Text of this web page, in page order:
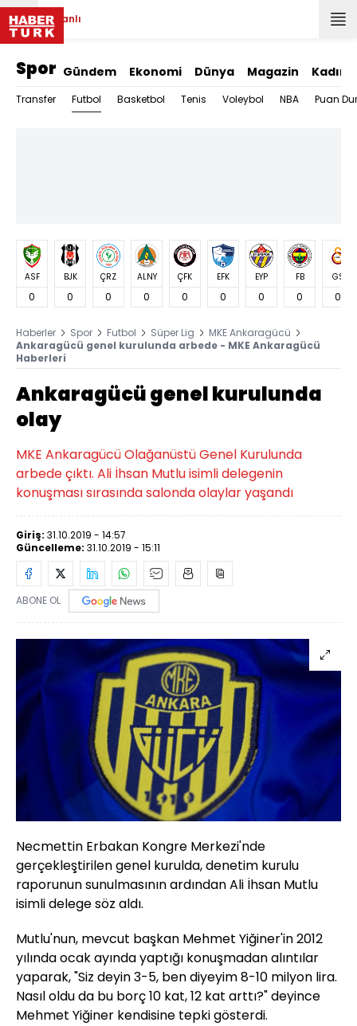
Canlı
Spor Gündem Ekonomi Dünya Magazin Kadın
Transfer Futbol Basketbol Tenis Voleybol NBA Puan
ASF
0
BJK
0
ÇRZ
0
ALNY
0
ÇFK
0
EFK
0
EYP
0
FB
0
GS
0
Haberler Spor Futbol Süper Lig
MKE Ankaragücü
Ankaragücü genel kurulunda arbede - MKE Ankaragücü
Haberleri
Ankaragücü genel kurulunda
olay
MKE Ankaragücü Olağanüstü Genel Kurulunda
arbede çıktı. Ali İhsan Mutlu isimli delegenin
konuşması sırasında salonda olaylar yaşandı
Giriş: 31.10.2019 - 14:57
Güncelleme: 31.10.2019 - 15:11
ABONE OL
Necmettin Erbakan Kongre Merkezi'nde
gerçekleştirilen genel kurulda, denetim kurulu
raporunun sunulmasının ardından Ali İhsan Mutlu
isimli delege söz aldı.
Mutlu'nun, mevcut başkan Mehmet Yiğiner'in 2012
yılında ocak ayında yaptığı konuşmadan alıntılar
yaparak, "Siz deyin 3-5, ben diyeyim 8-10 milyon lira.
Nasıl oldu da bu borç 10 kat, 12 kat arttı?" deyince
Mehmet Yiğiner kendisine tepki gösterdi.